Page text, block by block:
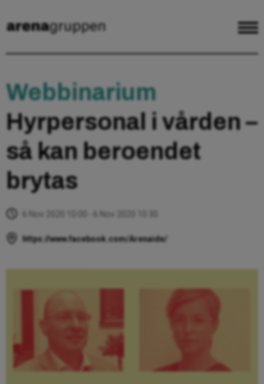
Webbinarium
Hyrpersonal i vården –
så kan beroendet
brytas
6 Nov 2020 10:00 - 6 Nov 2020 10:30
https://www.facebook.com/Arenaide/